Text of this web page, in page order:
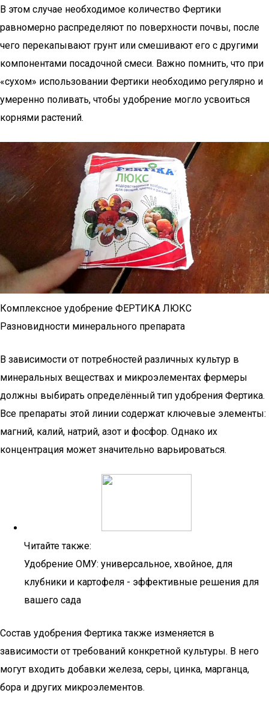
В этом случае необходимое количество Фертики
равномерно распределяют по поверхности почвы, после
чего перекапывают грунт или смешивают его с другими
компонентами посадочной смеси. Важно помнить, что при
«сухом» использовании Фертики необходимо регулярно и
умеренно поливать, чтобы удобрение могло усвоиться
корнями растений.
Комплексное удобрение ФЕРТИКА ЛЮКС
Разновидности минерального препарата
В зависимости от потребностей различных культур в
минеральных веществах и микроэлементах фермеры
должны выбирать определённый тип удобрения Фертика.
Все препараты этой линии содержат ключевые элементы:
магний, калий, натрий, азот и фосфор. Однако их
концентрация может значительно варьироваться.
Читайте также:
Удобрение ОМУ: универсальное, хвойное, для
клубники и картофеля - эффективные решения для
вашего сада
Состав удобрения Фертика также изменяется в
зависимости от требований конкретной культуры. В него
могут входить добавки железа, серы, цинка, марганца,
бора и других микроэлементов.